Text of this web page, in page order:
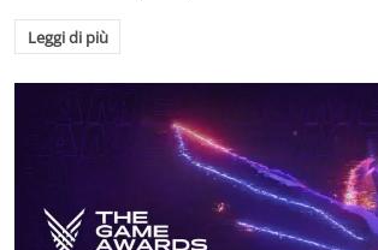
Leggi di più